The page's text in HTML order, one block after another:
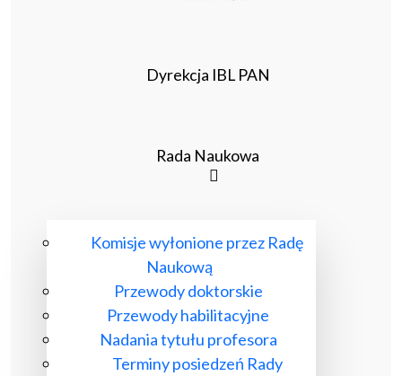
Dyrekcja IBL PAN
Rada Naukowa
Komisje wyłonione przez Radę
Naukową
Przewody doktorskie
Przewody habilitacyjne
Nadania tytułu profesora
Terminy posiedzeń Rady